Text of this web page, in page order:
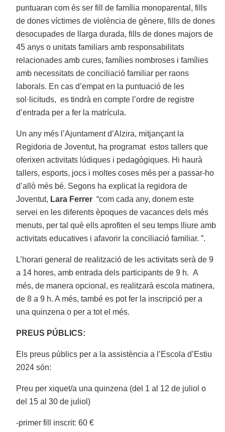
puntuaran com és ser fill de família monoparental, fills
de dones víctimes de violència de gènere, fills de dones
desocupades de llarga durada, fills de dones majors de
45 anys o unitats familiars amb responsabilitats
relacionades amb cures, famílies nombroses i famílies
amb necessitats de conciliació familiar per raons
laborals. En cas d’empat en la puntuació de les
sol·licituds, es tindrà en compte l’ordre de registre
d’entrada per a fer la matrícula.
Un any més l’Ajuntament d’Alzira, mitjançant la
Regidoria de Joventut, ha programat estos tallers que
oferixen activitats lúdiques i pedagògiques. Hi haurà
tallers, esports, jocs i moltes coses més per a passar-ho
d’allò més bé. Segons ha explicat la regidora de
Joventut, Lara Ferrer “com cada any, donem este
servei en les diferents èpoques de vacances dels més
menuts, per tal què ells aprofiten el seu temps lliure amb
activitats educatives i afavorir la conciliació familiar. ”.
L’horari general de realització de les activitats serà de 9
a 14 hores, amb entrada dels participants de 9 h. A
més, de manera opcional, es realitzarà escola matinera,
de 8 a 9 h. A més, també es pot fer la inscripció per a
una quinzena o per a tot el més.
PREUS PÚBLICS:
Els preus públics per a la assistència a l’Escola d’Estiu
2024 són:
Preu per xiquet/a una quinzena (del 1 al 12 de juliol o
del 15 al 30 de juliol)
-primer fill inscrit: 60 €